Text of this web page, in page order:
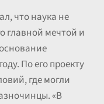
что наука не
главной мечтой и
По его проекту
где могли
«В